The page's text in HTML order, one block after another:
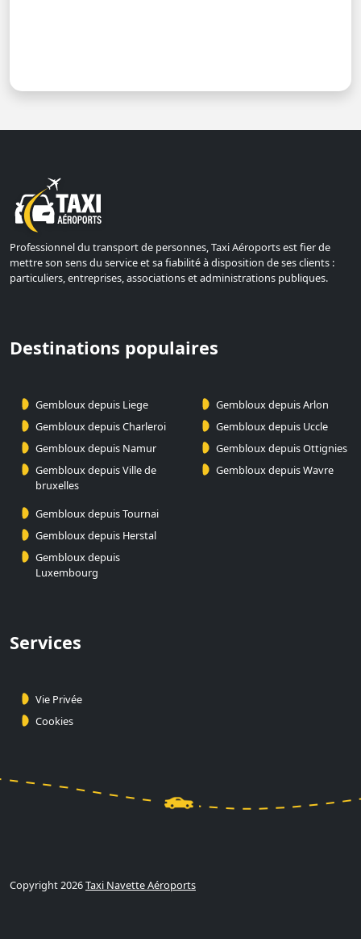
Professionnel du transport de personnes, Taxi Aéroports est fier de
mettre son sens du service et sa fiabilité à disposition de ses clients :
particuliers, entreprises, associations et administrations publiques.
Destinations populaires
Gembloux depuis Liege
Gembloux depuis Charleroi
Gembloux depuis Namur
Gembloux depuis Ville de
bruxelles
Gembloux depuis Arlon
Gembloux depuis Uccle
Gembloux depuis Ottignies
Gembloux depuis Wavre
Gembloux depuis Tournai
Gembloux depuis Herstal
Gembloux depuis
Luxembourg
Services
Vie Privée
Cookies
Copyright 2026Taxi Navette Aéroports